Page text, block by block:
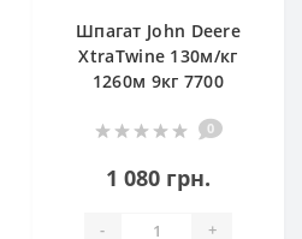
Шпагат John Deere
XtraTwine 130м/кг
1260м 9кг 7700
0
1 080 грн.
- +